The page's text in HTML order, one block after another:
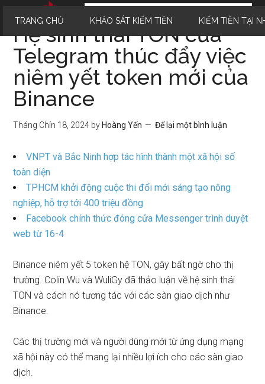
TRANG CHỦ KHẢO SÁT KIẾM TIỀN KIẾM TIỀN TẠI
Hệ sinh thái TON của
Telegram thúc đẩy việc
niêm yết token mới của
Binance
Tháng Chín 18, 2024 by Hoàng Yến Để lại một bình luận
VNPT và Bắc Ninh hợp tác hình thành một xã hội số
toàn diện
TPHCM khởi động cuộc thi đổi mới sáng tạo nông
nghiệp, hỗ trợ tới 400 triệu đồng
Facebook chính thức đóng cửa Messenger trình duyệt
web từ 16-4
Binance niêm yết 5 token hệ TON, gây bất ngờ cho thị
trường. Colin Wu và WuliGy đã thảo luận về hệ sinh thái
TON và cách nó tương tác với các sàn giao dịch như
Binance.
Các thị trường mới và người dùng mới từ ứng dụng mạng
xã hội này có thể mang lại nhiều lợi ích cho các sàn giao
dịch.